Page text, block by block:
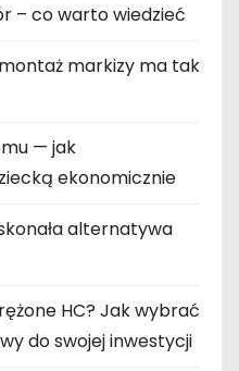
– co warto wiedzieć
markizy ma tak
— jak
ekonomicznie
alternatywa
HC? Jak wybrać
do swojej inwestycji